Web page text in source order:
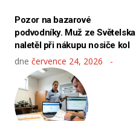
Pozor na bazarové
podvodníky. Muž ze Světelska
naletěl při nákupu nosiče kol
dne července 24, 2026